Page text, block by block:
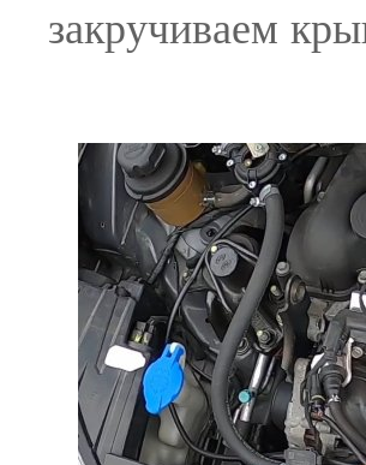
закручиваем